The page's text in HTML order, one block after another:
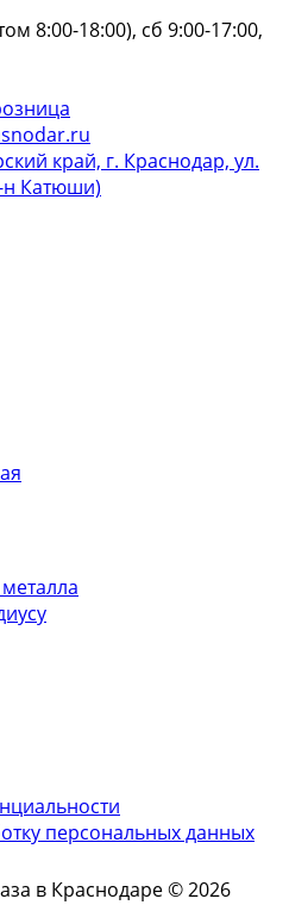
8:00-18:00), сб 9:00-17:00,
край, г. Краснодар, ул.
н Катюши)
персональных данных
в Краснодаре © 2026